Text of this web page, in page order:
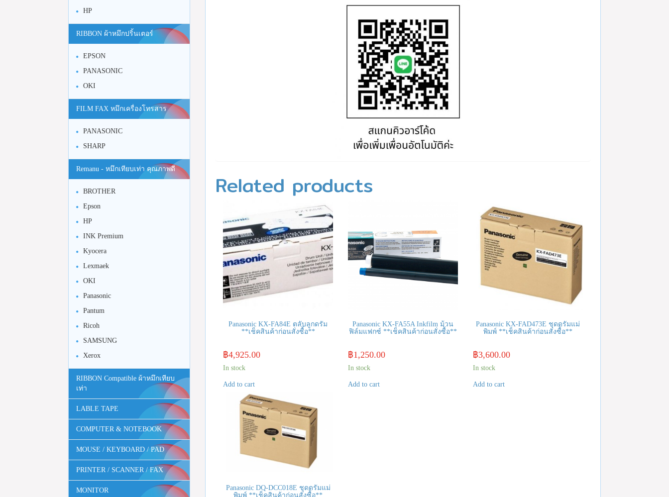
Related products
Panasonic KX-FA84E ตลับลูกดรัม
**เช็คสินค้าก่อนสั่งซื้อ**
฿4,925.00
In stock
Add to cart
Panasonic KX-FA55A Inkfilm ม้วน
ฟิล์มแฟกซ์ **เช็คสินค้าก่อนสั่งซื้อ**
฿1,250.00
In stock
Add to cart
Panasonic KX-FAD473E ชุดดรัมแม่
พิมพ์ **เช็คสินค้าก่อนสั่งซื้อ**
฿3,600.00
In stock
Add to cart
Panasonic DQ-DCC018E ชุดดรัมแม่
พิมพ์ **เช็คสินค้าก่อนสั่งซื้อ**
HP
RIBBON ผ้าหมึกปริ้นเตอร์
EPSON
PANASONIC
OKI
FILM FAX หมึกเครื่องโทรสาร
PANASONIC
SHARP
Remanu - หมึกเทียบเท่า คุณภาพดี
BROTHER
Epson
HP
INK Premium
Kyocera
Lexmaek
OKI
Panasonic
Pantum
Ricoh
SAMSUNG
Xerox
RIBBON Compatible ผ้าหมึกเทียบ
เท่า
LABLE TAPE
COMPUTER & NOTEBOOK
MOUSE / KEYBOARD / PAD
PRINTER / SCANNER / FAX
MONITOR